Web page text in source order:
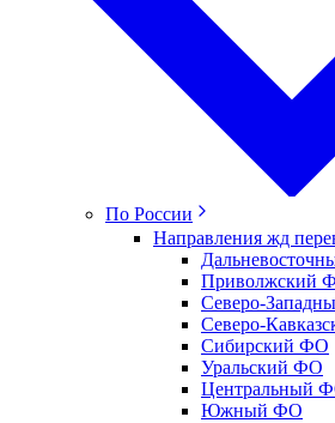
По России
Направления жд
Приволжский
Северо-
Северо-
Сибирский ФО
Уральский ФО
Центральный
Южный ФО